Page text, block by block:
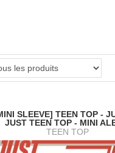
SLEEVE] TEEN TOP -
JUST TEEN TOP - MINI
TEEN TOP